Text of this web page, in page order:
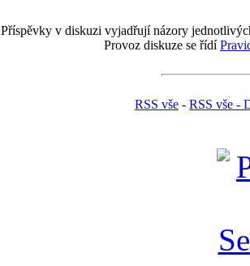
Příspěvky v diskuzi vyjadřují názory
Provoz diskuze se řídí
RSS vše - RSS vše -